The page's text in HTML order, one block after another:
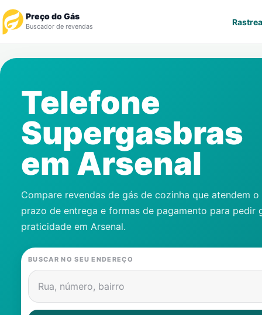
Preço do Gás
Buscador de revendas
Revendedor
Notícias
Cadastre-se
Contatos
Telefone
Supergasbras
emArsenal
Compare revendas de gás de cozinha que atendem
prazo de entrega e formas de pagamento para pedir
praticidade em Arsenal.
BUSCAR NO SEU ENDEREÇO
Rua, número, bairro